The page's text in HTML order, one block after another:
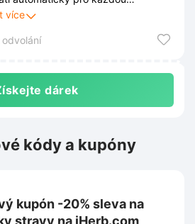
která splní stanovenou hodnotu.
nákupu bez dalších podmínek.
více
dárek
kódy a kupóny
kupón -20% sleva na
stravy na iHerb.com